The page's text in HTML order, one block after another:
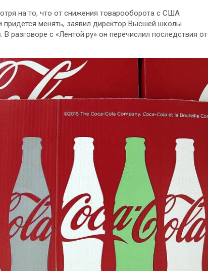
на то, что от снижения товарооборота с США
придется менять, заявил директор Высшей школы
разговоре с «Лентой.ру» он перечислил последствия от